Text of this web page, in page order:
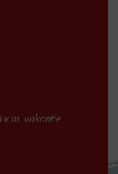
vakantie